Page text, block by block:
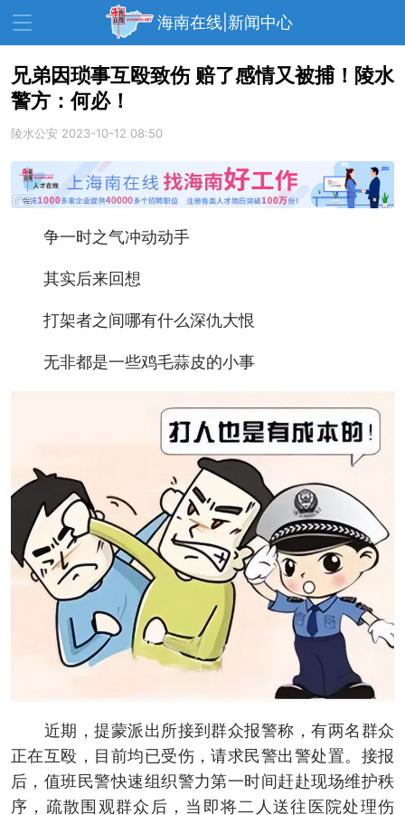
海南在线|新闻中心
资讯中心 热点
教育 健康 房产
人才在线 天涯企服
兄弟因琐事互殴致伤 赔了感情又被捕！陵水
警方：何必！
陵水公安 2023-10-12 08:50
争一时之气冲动动手
其实后来回想
打架者之间哪有什么深仇大恨
无非都是一些鸡毛蒜皮的小事
近期，提蒙派出所接到群众报警称，有两名群众
正在互殴，目前均已受伤，请求民警出警处置。接报
后，值班民警快速组织警力第一时间赶赴现场维护秩
序，疏散围观群众后，当即将二人送往医院处理伤